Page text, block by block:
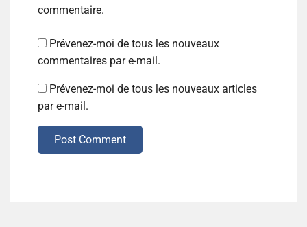
commentaire.
Prévenez-moi de tous les nouveaux
commentaires par e-mail.
Prévenez-moi de tous les nouveaux articles
par e-mail.
Post Comment